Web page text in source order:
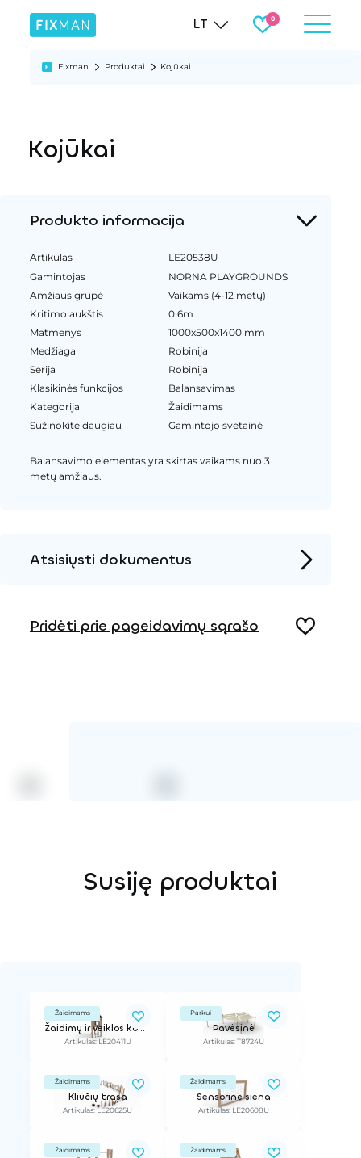
LT
Fixman Produktai Kojūkai
Kojūkai
Produkto informacija
Artikulas
LE20538U
Gamintojas
NORNA PLAYGROUNDS
Amžiaus grupė
Vaikams (4-12 metų)
Kritimo aukštis
0.6m
Matmenys
1000x500x1400 mm
Medžiaga
Robinija
Serija
Robinija
Klasikinės funkcijos
Balansavimas
Kategorija
Žaidimams
Sužinokite daugiau
Gamintojo svetainė
Balansavimo elementas yra skirtas vaikams nuo 3
metų amžiaus.
Atsisiųsti dokumentus
Pridėti prie pageidavimų sąrašo
Susiję produktai
Žaidimams
Žaidimų ir veiklos kompleksas
Artikulas: LE20411U
Parkui
Pavėsinė
Artikulas: T8724U
Žaidimams
Kliūčių trasa
Artikulas: LE20625U
Žaidimams
Sensorinė siena
Artikulas: LE20608U
Žaidimams Žaidimams